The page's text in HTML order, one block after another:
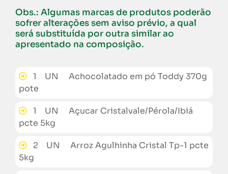
Obs.: Algumas marcas de produtos poderão
sofrer alterações sem aviso prévio, a qual
será substituída por outra similar ao
apresentado na composição.
1 UN Achocolatado em pó Toddy 370g
pote
1 UN Açucar Cristalvale/Pérola/Ibiá
pcte 5kg
2 UN Arroz Agulhinha Cristal Tp-1 pcte
5kg